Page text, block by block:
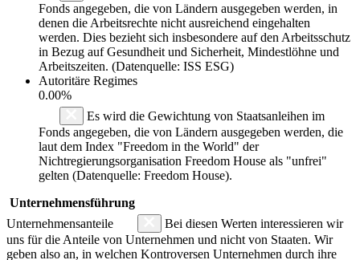
Fonds angegeben, die von Ländern ausgegeben werden, in
denen die Arbeitsrechte nicht ausreichend eingehalten
werden. Dies bezieht sich insbesondere auf den Arbeitsschutz
in Bezug auf Gesundheit und Sicherheit, Mindestlöhne und
Arbeitszeiten. (Datenquelle: ISS ESG)
Autoritäre Regimes
0.00%
Es wird die Gewichtung von Staatsanleihen im
Fonds angegeben, die von Ländern ausgegeben werden, die
laut dem Index "Freedom in the World" der
Nichtregierungsorganisation Freedom House als "unfrei"
gelten (Datenquelle: Freedom House).
Unternehmensführung
Unternehmensanteile
Bei diesen Werten interessieren wir
uns für die Anteile von Unternehmen und nicht von Staaten. Wir
geben also an, in welchen Kontroversen Unternehmen durch ihre